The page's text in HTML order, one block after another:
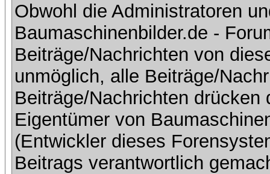
Obwohl die Administratoren
Baumaschinenbilder.de -
Beiträge/Nachrichten von
unmöglich, alle Beiträge/
Beiträge/Nachrichten
Eigentümer von
(Entwickler dieses
Beitrags verantwortlich